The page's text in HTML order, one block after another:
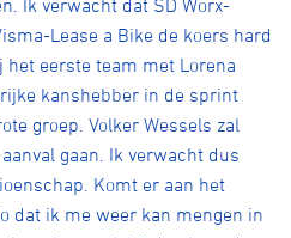
Ik verwacht dat SD Worx-
Lease a Bike de koers hard
eerste team met Lorena
kanshebber in de sprint
groep. Volker Wessels zal
gaan. Ik verwacht dus
Komt er aan het
dat ik me weer kan mengen in